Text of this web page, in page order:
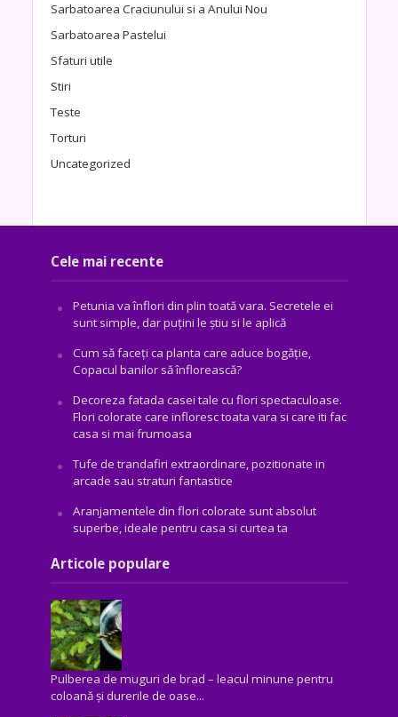
Sarbatoarea Craciunului si a Anului Nou
Sarbatoarea Pastelui
Sfaturi utile
Stiri
Teste
Torturi
Uncategorized
Cele mai recente
Petunia va înflori din plin toată vara. Secretele ei
sunt simple, dar puțini le știu si le aplică
Cum să faceți ca planta care aduce bogăţie,
Copacul banilor să înflorească?
Decoreza fatada casei tale cu flori spectaculoase.
Flori colorate care infloresc toata vara si care iti fac
casa si mai frumoasa
Tufe de trandafiri extraordinare, pozitionate in
arcade sau straturi fantastice
Aranjamentele din flori colorate sunt absolut
superbe, ideale pentru casa si curtea ta
Articole populare
Pulberea de muguri de brad – leacul minune pentru
coloană și durerile de oase...